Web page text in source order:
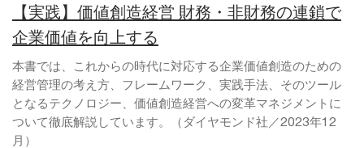
【実践】価値創造経営 財務・非財務の連鎖で
企業価値を向上する
本書では、これからの時代に対応する企業価値創造のための
経営管理の考え方、フレームワーク、実践手法、そのツール
となるテクノロジー、価値創造経営への変革マネジメントに
ついて徹底解説しています。（ダイヤモンド社／2023年12
月）